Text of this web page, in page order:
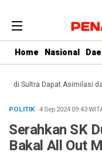
Home Nasional
Dapat Asimilasi dari
POLITIK· 4 Sep 202409:43
Serahkan SK
Bakal All Out